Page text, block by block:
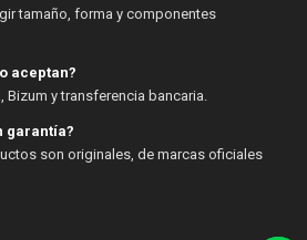
tamaño, forma y componentes
aceptan?
y transferencia bancaria.
garantía?
son originales, de marcas oficiales